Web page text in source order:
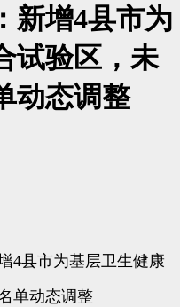
新增4县市为
试验区，未
动态调整
4县市为基层卫生健康
单动态调整